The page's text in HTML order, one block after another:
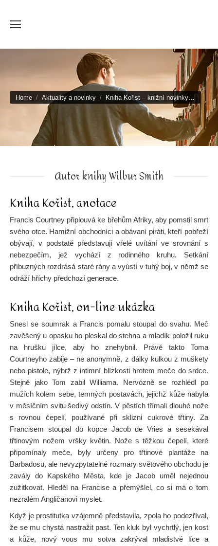
You are here:
Home Aktuality a novinky Kniha Kořist – knižní novinky…
Autor knihy Wilbur Smith
Kniha Kořist, anotace
Francis Courtney připlouvá ke břehům Afriky, aby pomstil smrt
svého otce. Hamižní obchodníci a obávaní piráti, kteří pobřeží
obývají, v podstatě představují vřelé uvítání ve srovnání s
nebezpečím, jež vychází z rodinného kruhu. Setkání
příbuzných rozdrásá staré rány a vyústí v tuhý boj, v němž se
odráží hříchy předchozí generace.
Kniha Kořist, on-line ukázka
Snesl se soumrak a Francis pomalu stoupal do svahu. Meč
zavěšený u opasku ho pleskal do stehna a mladík položil ruku
na hrušku jílce, aby ho znehybnil. Právě takto Toma
Courtneyho zabije – ne anonymně, z dálky kulkou z muškety
nebo pistole, nýbrž z intimní blízkosti hrotem meče do srdce.
Stejně jako Tom zabil Williama. Nervózně se rozhlédl po
mužích kolem sebe, temných postavách, jejichž kůže nabyla
v měsíčním svitu šedivý odstín. V pěstích třímali dlouhé nože
s rovnou čepelí, používané při sklizni cukrové třtiny. Za
Francisem stoupal do kopce Jacob de Vries a sesekával
třtinovým nožem vršky květin. Nože s těžkou čepelí, které
připomínaly meče, byly určeny pro třtinové plantáže na
Barbadosu, ale nevyzpytatelné rozmary světového obchodu je
zavály do Kapského Města, kde je Jacob uměl nejednou
zužitkovat. Hleděl na Francise a přemýšlel, co si má o tom
nezralém Angličanovi myslet.
Když je prostitutka vzájemně představila, zpola ho podezříval,
že se mu chystá nastražit past. Ten kluk byl vychrtlý, jen kost
a kůže, nový vous mu sotva zakrýval mladistvé líce a